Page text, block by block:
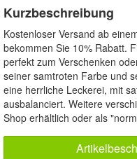
Kurzbeschreibung
Kostenloser Versand ab
bekommen Sie 10% Rabatt.
perfekt zum Verschenken
seiner samtroten Farbe und
eine herrliche Leckerei, mit
ausbalanciert. Weitere
Shop erhältlich oder als